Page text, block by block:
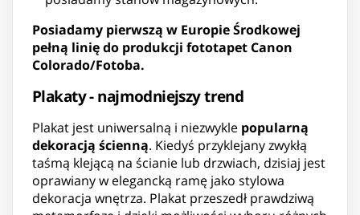
Posiadamy pierwszą w Europie Środkowej
pełną linię do produkcji fototapet Canon
Colorado/Fotoba.
Plakaty - najmodniejszy trend
Plakat jest uniwersalną i niezwykle popularną
dekoracją ścienną. Kiedyś przyklejany zwykłą
taśmą klejącą na ścianie lub drzwiach, dzisiaj jest
oprawiany w elegancką ramę jako stylowa
dekoracja wnętrza. Plakat przeszedł prawdziwą